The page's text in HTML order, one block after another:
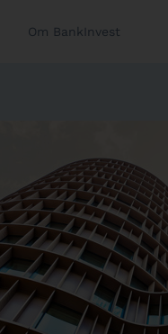
Om BankInvest